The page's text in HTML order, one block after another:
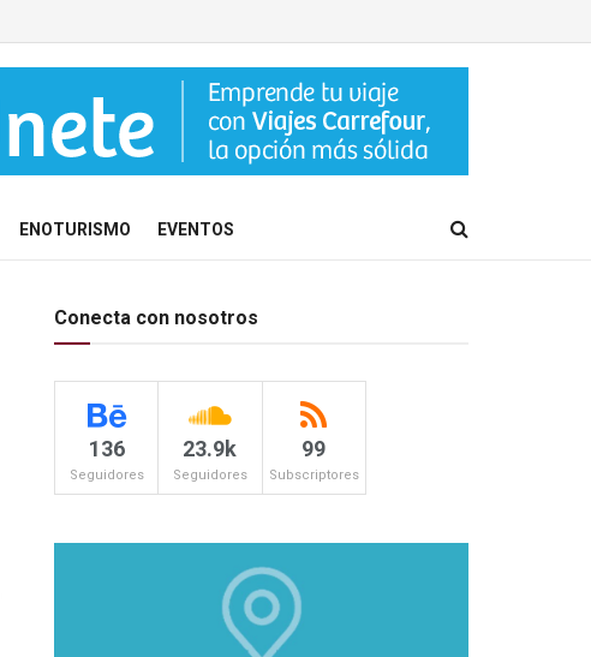
ENOTURISMO EVENTOS
Conecta con nosotros
136
Seguidores
23.9k
Seguidores
99
Subscriptores